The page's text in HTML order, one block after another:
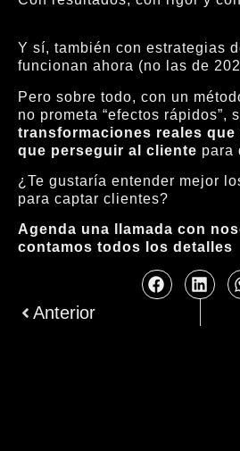
Y sí, también con estrategias
funcionan ahora (no las de
Pero sobre todo, con un
no prometa “efectos rápidos”,
transformaciones reales
que perseguir al cliente para
¿Te gustaría entender mejor
para captar clientes?
Agenda una llamada con
contamos todos los detalles
Anterior